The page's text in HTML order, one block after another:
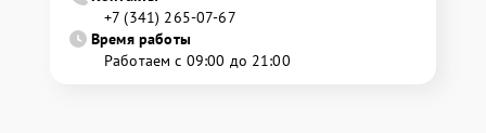
+7 (341) 265-07-67
Время работы
Работаем с 09:00 до 21:00